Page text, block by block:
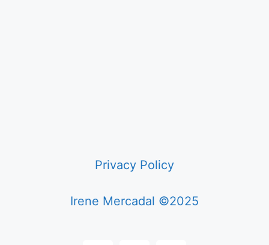
Privacy Policy
Irene Mercadal ©2025